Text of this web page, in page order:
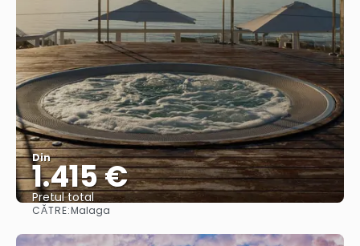
Din
1.415 €
Pretul total
CĂTRE:Malaga